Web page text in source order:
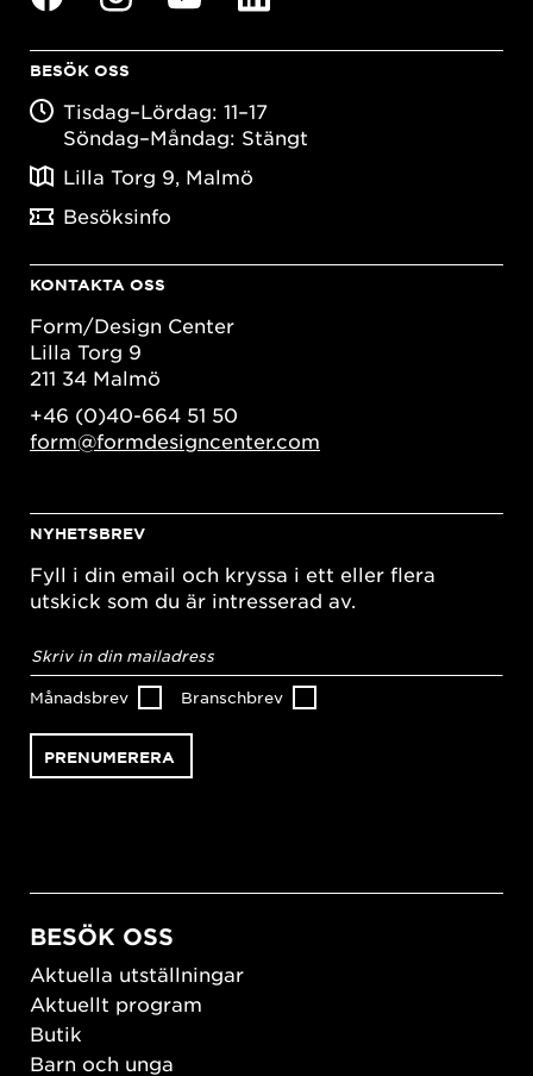
BESÖK OSS
Tisdag–Lördag: 11–17
Söndag–Måndag: Stängt
Lilla Torg 9, Malmö
Besöksinfo
KONTAKTA OSS
Form/Design Center
Lilla Torg 9
211 34 Malmö
+46 (0)40-664 51 50
form@formdesigncenter.com
NYHETSBREV
Fyll i din email och kryssa i ett eller flera
utskick som du är intresserad av.
postadress*
Månadsbrev Branschbrev
BESÖK OSS
Aktuella utställningar
Aktuellt program
Butik
Barn och unga